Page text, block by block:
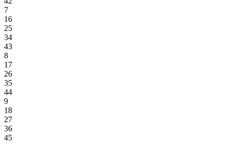
7
16
25
34
43
8
17
26
35
44
9
18
27
36
45